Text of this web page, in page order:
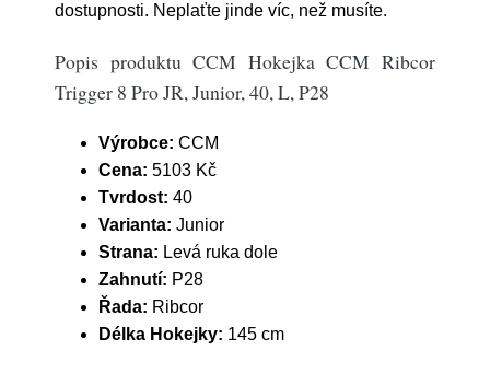
dostupnosti. Neplaťte jinde víc, než musíte.
Popis produktu CCM Hokejka CCM Ribcor
Trigger 8 Pro JR, Junior, 40, L, P28
Výrobce: CCM
Cena: 5103 Kč
Tvrdost: 40
Varianta: Junior
Strana: Levá ruka dole
Zahnutí: P28
Řada: Ribcor
Délka Hokejky: 145 cm